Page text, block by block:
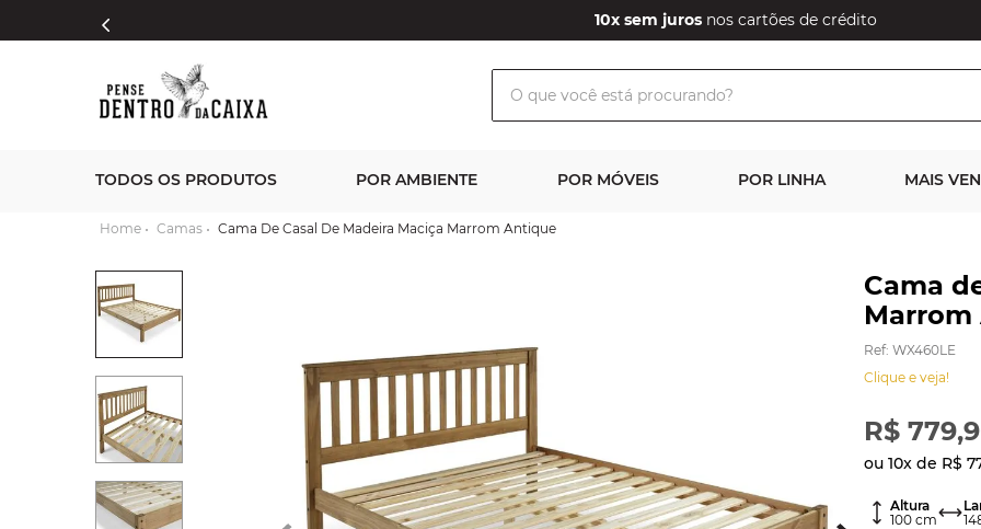
10x sem jurosnos cartões de crédito
O que você está procurando?
TODOS OS PRODUTOS POR AMBIENTE POR MÓVEIS POR LINHA MAIS
Camas Cama De Casal De Madeira Maciça Marrom Antique
Cama
Ref: WX460LE
Clique e veja!
R$ 779,
ou 10x de R$
Altura
100 cm